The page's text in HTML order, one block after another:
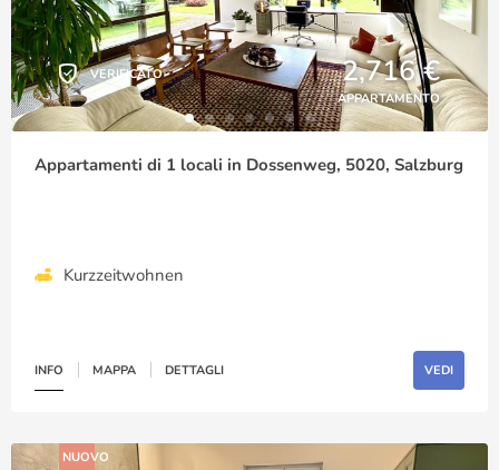
VERIFICATO 2,716 €
APPARTAMENTO
Appartamenti di 1 locali in Dossenweg, 5020, Salzburg
Kurzzeitwohnen
INFO MAPPA DETTAGLI VEDI
NUOVO